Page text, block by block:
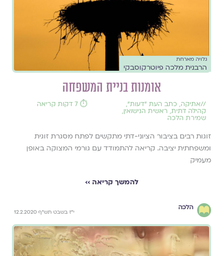
גלויה מארחת
הרבנית מלכה פיוטרקוסבקי
אומנות בניית המשפחה
//אתיקה, כתב העת ״דעות״,
קהילה דתית, ראשית הנישואין,
שמירת הלכה
⏱️ 7 דקות קריאה
זוגות רבים בציבור הציוני-דתי מתקשים לפתח מסגרת זוגית
ומשפחתית יציבה. קריאה להתמודד עם גורמי המצוקה באופן
מעמיק
להמשך קריאה ››
הלכה
י"ז בשבט תש"ף 12.2.2020